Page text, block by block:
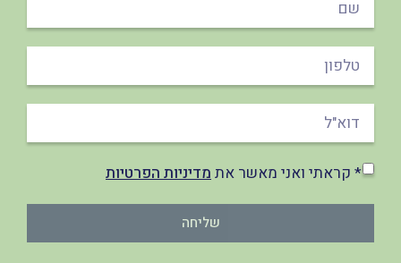
* קראתי ואני מאשר אתמדיניות הפרטיות
שליחה